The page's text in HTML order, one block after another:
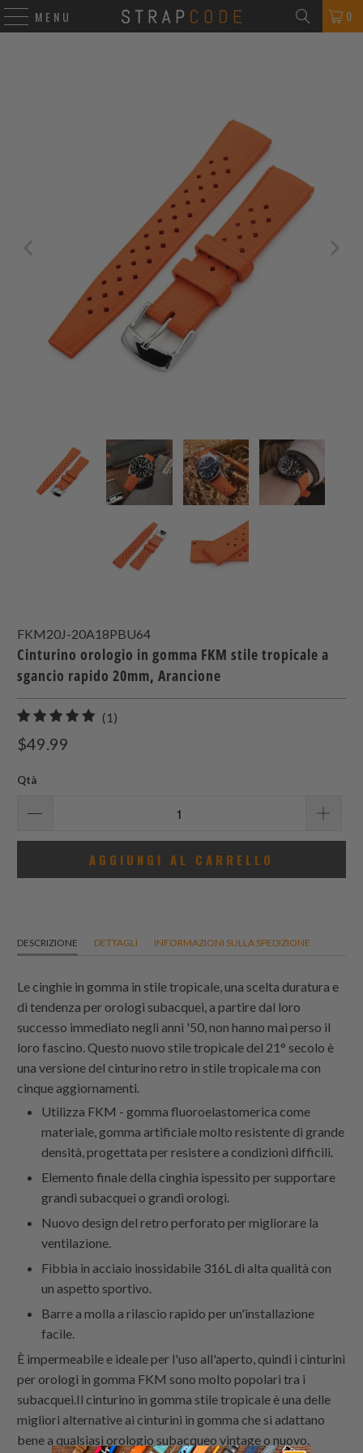
MENU 0
FKM20J-20A18PBU64
Cinturino orologio in gomma FKM stile tropicale a
sgancio rapido 20mm, Arancione
(1)
$49.99
Qtà
AGGIUNGI AL CARRELLO
DESCRIZIONE DETTAGLI INFORMAZIONI SULLA SPEDIZIONE
Le cinghie in gomma in stile tropicale, una scelta duratura e
di tendenza per orologi subacquei, a partire dal loro
successo immediato negli anni '50, non hanno mai perso il
loro fascino. Questo nuovo stile tropicale del 21° secolo è
una versione del cinturino retro in stile tropicale ma con
cinque aggiornamenti.
Utilizza FKM - gomma fluoroelastomerica come
materiale, gomma artificiale molto resistente di grande
densità, progettata per resistere a condizioni difficili.
Elemento finale della cinghia ispessito per supportare
grandi subacquei o grandi orologi.
Nuovo design del retro perforato per migliorare la
ventilazione.
Fibbia in acciaio inossidabile 316L di alta qualità con
un aspetto sportivo.
Barre a molla a rilascio rapido per un'installazione
facile.
È impermeabile e ideale per l'uso all'aperto, quindi i cinturini
per orologi in gomma FKM sono molto popolari tra i
subacquei.Il cinturino in gomma stile tropicale è una delle
migliori alternative ai cinturini in gomma che si adattano
bene a qualsiasi orologio subacqueo vintage o nuovo.